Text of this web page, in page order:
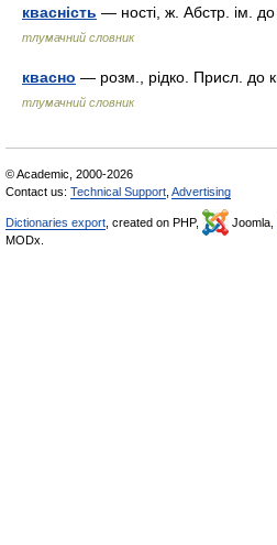
квасність — ності, ж. Абстр. ім.
тлумачний словник
квасно — розм., рідко. Присл. до
тлумачний словник
© Academic, 2000-2026
Contact us: Technical Support Advertising
Dictionaries export , created on PHP, Joomla,
MODx.